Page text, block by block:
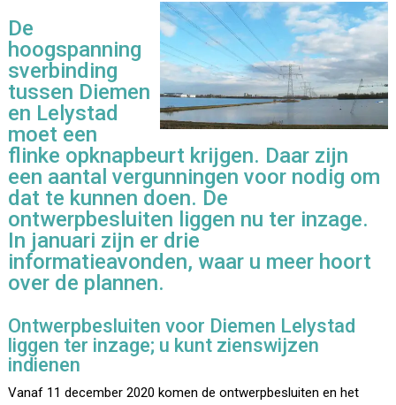
De
hoogspanning
sverbinding
tussen Diemen
en Lelystad
moet een
flinke opknapbeurt krijgen. Daar zijn
een aantal vergunningen voor nodig om
dat te kunnen doen. De
ontwerpbesluiten liggen nu ter inzage.
In januari zijn er drie
informatieavonden, waar u meer hoort
over de plannen.
Ontwerpbesluiten voor Diemen Lelystad
liggen ter inzage; u kunt zienswijzen
indienen
Vanaf 11 december 2020 komen de ontwerpbesluiten en het